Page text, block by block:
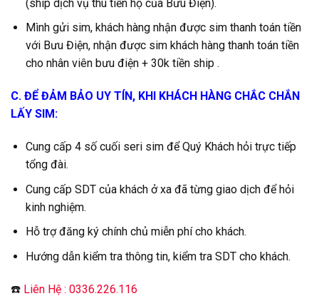
(ship dịch vụ thu tiền hộ của Bưu Điện).
Mình gửi sim, khách hàng nhận được sim thanh toán tiền
với Bưu Điện, nhận được sim khách hàng thanh toán tiền
cho nhân viên bưu điện + 30k tiền ship .
C. ĐỂ ĐẢM BẢO UY TÍN, KHI KHÁCH HÀNG CHẮC CHẮN
LẤY SIM:
Cung cấp 4 số cuối seri sim để Quý Khách hỏi trực tiếp
tổng đài.
Cung cấp SDT của khách ở xa đã từng giao dịch để hỏi
kinh nghiệm.
Hỗ trợ đăng ký chính chủ miễn phí cho khách.
Hướng dẫn kiểm tra thông tin, kiểm tra SDT cho khách.
☎️ Liên Hệ : 0336.226.116